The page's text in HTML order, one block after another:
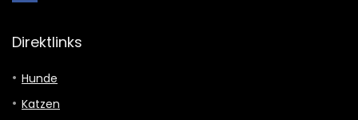
Direktlinks
Hunde
Katzen